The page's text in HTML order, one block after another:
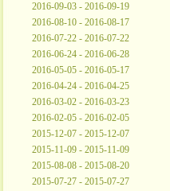
2016-09-03 - 2016-09-19
2016-08-10 - 2016-08-17
2016-07-22 - 2016-07-22
2016-06-24 - 2016-06-28
2016-05-05 - 2016-05-17
2016-04-24 - 2016-04-25
2016-03-02 - 2016-03-23
2016-02-05 - 2016-02-05
2015-12-07 - 2015-12-07
2015-11-09 - 2015-11-09
2015-08-08 - 2015-08-20
2015-07-27 - 2015-07-27